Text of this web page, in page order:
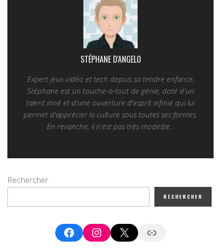
STÉPHANE D'ANGELO
Expert jeux vidéo et tech depuis sa tendre enfance,
Stéphane est un touche-à-tout de génie, doté d'un
talent inné et d'une ouverture d'esprit infinie qui lui
permet d'apprécier la culture sous toutes ses formes.
En revanche, il n'est pas très modeste...
Rechercher
RECHERCHER
FacebookInstagram
X Google News